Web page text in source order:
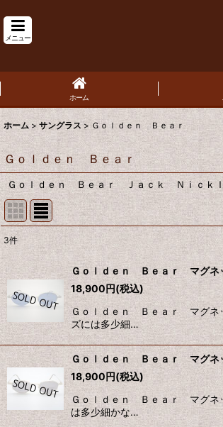
メニュー
ホーム
ホーム > サングラス > Ｇｏｌｄｅｎ Ｂｅａｒ
Ｇｏｌｄｅｎ Ｂｅａｒ
Ｇｏｌｄｅｎ Ｂｅａｒ Ｊａｃｋ Ｎｉｃｋ
表示数:
並び順:
3件
Ｇｏｌｄｅｎ Ｂｅａｒ マグ
18,900円(税込)
Ｇｏｌｄｅｎ Ｂｅａｒ マグネ
ズには多少細…
Ｇｏｌｄｅｎ Ｂｅａｒ マグ
18,900円(税込)
Ｇｏｌｄｅｎ Ｂｅａｒ マグネ
は多少細かな…